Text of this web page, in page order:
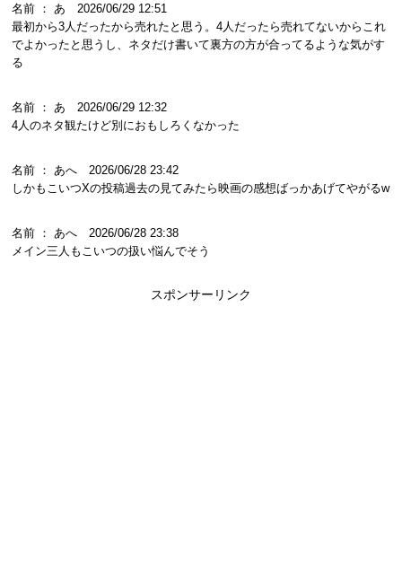
名前 ： あ 2026/06/29 12:51
最初から3人だったから売れたと思う。4人だったら売れてないからこれ
でよかったと思うし、ネタだけ書いて裏方の方が合ってるような気がす
る
名前 ： あ 2026/06/29 12:32
4人のネタ観たけど別におもしろくなかった
名前 ： あへ 2026/06/28 23:42
しかもこいつXの投稿過去の見てみたら映画の感想ばっかあげてやがるw
名前 ： あへ 2026/06/28 23:38
メイン三人もこいつの扱い悩んでそう
スポンサーリンク